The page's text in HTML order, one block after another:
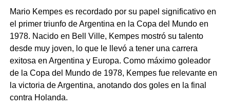
Mario Kempes es recordado por su papel significativo en
el primer triunfo de Argentina en la Copa del Mundo en
1978. Nacido en Bell Ville, Kempes mostró su talento
desde muy joven, lo que le llevó a tener una carrera
exitosa en Argentina y Europa. Como máximo goleador
de la Copa del Mundo de 1978, Kempes fue relevante en
la victoria de Argentina, anotando dos goles en la final
contra Holanda.